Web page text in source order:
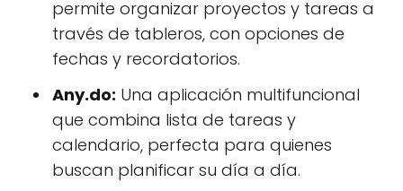
permite organizar proyectos y tareas a
través de tableros, con opciones de
fechas y recordatorios.
Any.do: Una aplicación multifuncional
que combina lista de tareas y
calendario, perfecta para quienes
buscan planificar su día a día.